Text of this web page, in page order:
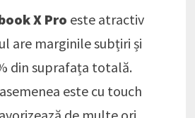
X Pro este atractiv
are marginile subțiri și
din suprafața totală.
este cu touch